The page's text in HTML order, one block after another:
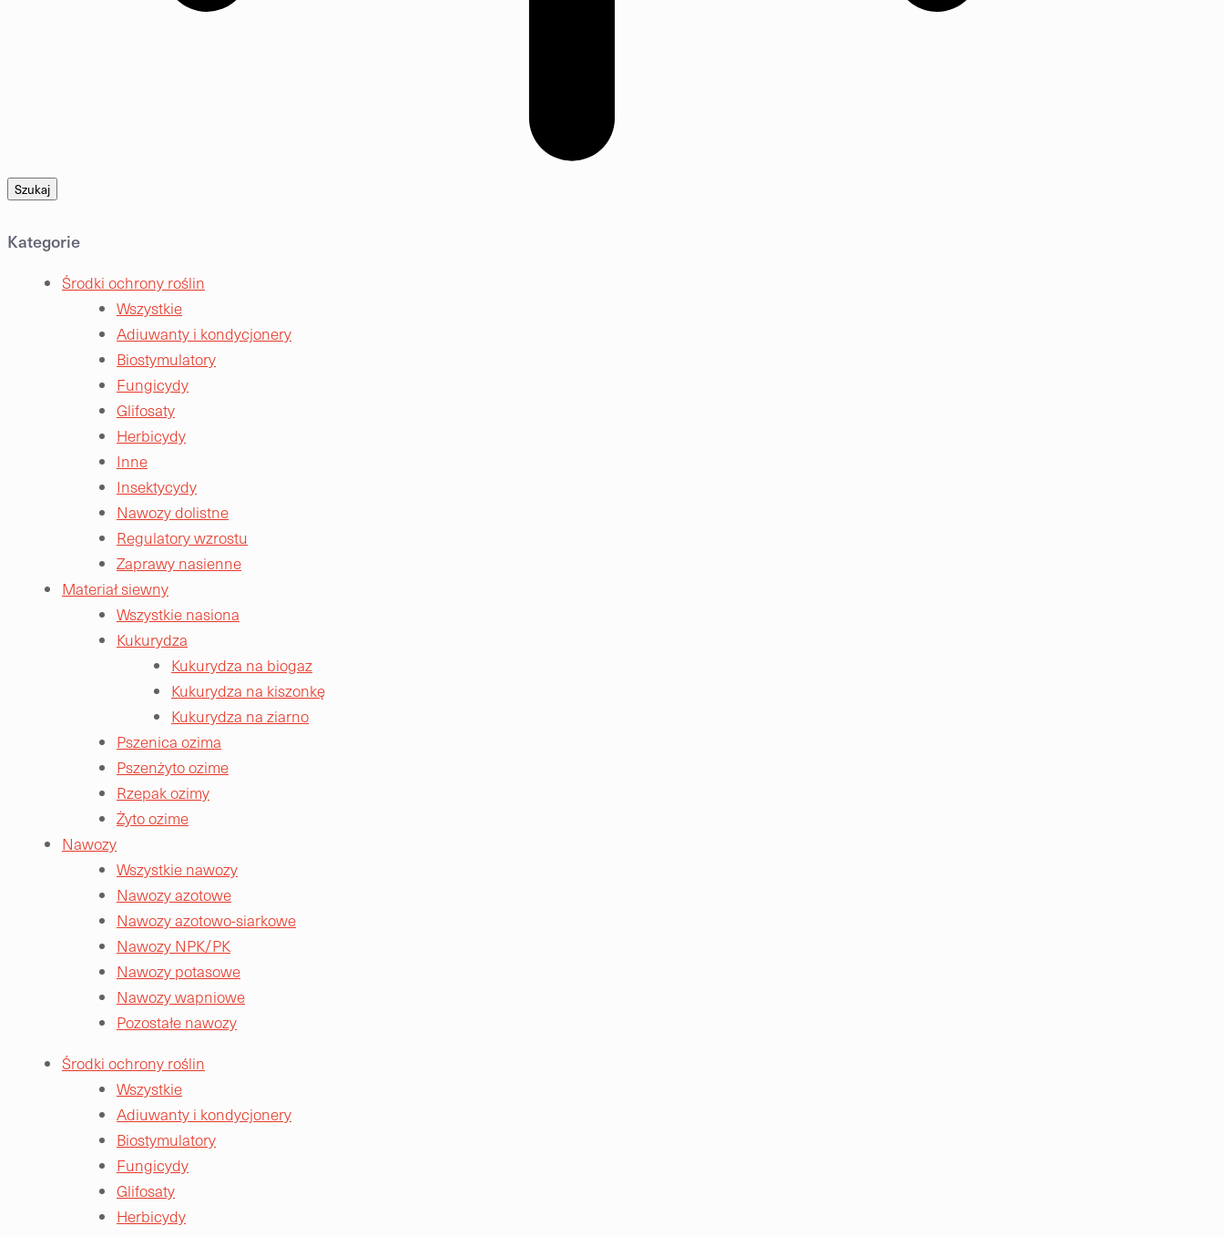
Szukaj
Kategorie
Środki ochrony roślin
Wszystkie
Adiuwanty i kondycjonery
Biostymulatory
Fungicydy
Glifosaty
Herbicydy
Inne
Insektycydy
Nawozy dolistne
Regulatory wzrostu
Zaprawy nasienne
Materiał siewny
Wszystkie nasiona
Kukurydza
Kukurydza na biogaz
Kukurydza na kiszonkę
Kukurydza na ziarno
Pszenica ozima
Pszenżyto ozime
Rzepak ozimy
Żyto ozime
Nawozy
Wszystkie nawozy
Nawozy azotowe
Nawozy azotowo-siarkowe
Nawozy NPK/PK
Nawozy potasowe
Nawozy wapniowe
Pozostałe nawozy
Środki ochrony roślin
Wszystkie
Adiuwanty i kondycjonery
Biostymulatory
Fungicydy
Glifosaty
Herbicydy